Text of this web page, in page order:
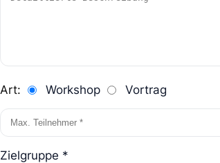
Art: Workshop Vortrag
Zielgruppe *